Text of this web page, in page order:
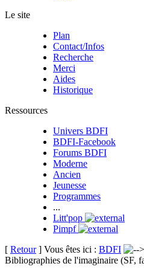
Le site
Plan
Contact/Infos
Recherche
Merci
Aides
Historique
Ressources
Univers BDFI
BDFI-Facebook
Forums BDFI
Moderne
Ancien
Jeunesse
Programmes
...
Litt'pop
Pimpf
[ Retour] Vous êtes ici : BDFI
Bibliographies de l'imaginaire (SF,